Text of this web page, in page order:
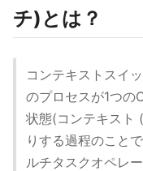
チ)とは？
コンテキストスイ
のプロセスが1つの
状態(コンテキスト
りする過程のこと
ルチタスクオペレ